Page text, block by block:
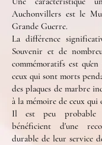
Auchonvillers est le
Grande Guerre.
La différence
Souvenir et de
commémoratifs est
ceux qui sont morts
des plaques de marbre
à la mémoire de ceux
Il est peu probable
bénéficient d'une
durable de leur service